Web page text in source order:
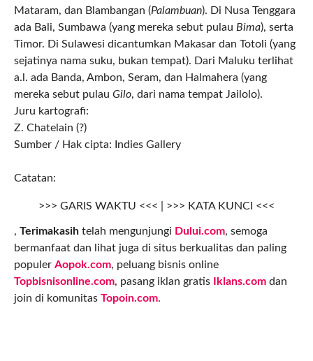
Mataram, dan Blambangan (Palambuan). Di Nusa Tenggara
ada Bali, Sumbawa (yang mereka sebut pulau Bima), serta
Timor. Di Sulawesi dicantumkan Makasar dan Totoli (yang
sejatinya nama suku, bukan tempat). Dari Maluku terlihat
a.l. ada Banda, Ambon, Seram, dan Halmahera (yang
mereka sebut pulau Gilo, dari nama tempat Jailolo).
Juru kartografi:
Z. Chatelain (?)
Sumber / Hak cipta: Indies Gallery
Catatan:
>>> GARIS WAKTU <<< | >>> KATA KUNCI <<<
, Terimakasihtelah mengunjungi Dului.com, semoga
bermanfaat dan lihat juga di situs berkualitas dan paling
populer Aopok.com, peluang bisnis online
Topbisnisonline.com, pasang iklan gratis Iklans.comdan
join di komunitas Topoin.com.